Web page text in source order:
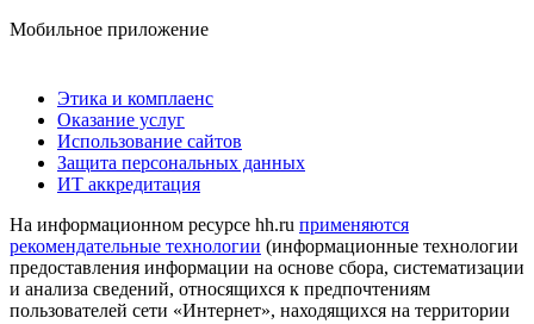
Мобильное приложение
Этика и комплаенс
Оказание услуг
Использование сайтов
Защита персональных данных
ИТ аккредитация
На информационном ресурсе hh.ru применяются
рекомендательные технологии (информационные технологии
предоставления информации на основе сбора, систематизации
и анализа сведений, относящихся к предпочтениям
пользователей сети «Интернет», находящихся на территории